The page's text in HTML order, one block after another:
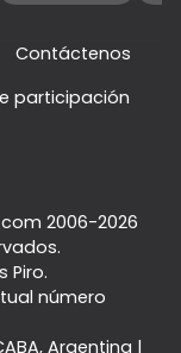
Contáctenos
participación
2006-2026
Piro.
número
Argentina |